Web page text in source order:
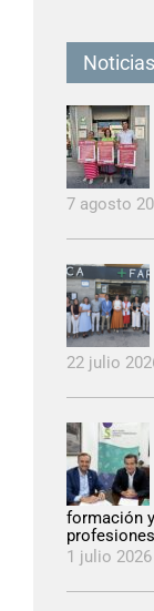
7 agosto
22 julio
formación
1 julio 2026